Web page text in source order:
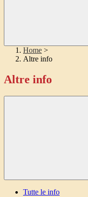
Home >
Altre info
Altre info
Tutte le info